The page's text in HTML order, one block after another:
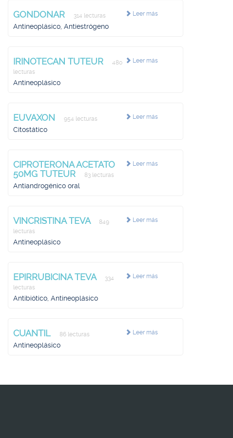
Leer más
GONDONAR 314 lecturas
Antineoplásico, Antiestrógeno
Leer más
IRINOTECAN TUTEUR
480
lecturas
Antineoplásico
Leer más
EUVAXON 954 lecturas
Citostático
Leer más
CIPROTERONA ACETATO
50MG TUTEUR
83 lecturas
Antiandrogénico oral
Leer más
VINCRISTINA TEVA
849
lecturas
Antineoplásico
Leer más
EPIRRUBICINA TEVA
334
lecturas
Antibiótico, Antineoplásico
Leer más
CUANTIL 86 lecturas
Antineoplásico